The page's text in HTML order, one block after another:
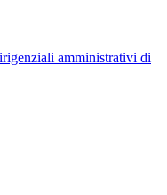
amministrativi di